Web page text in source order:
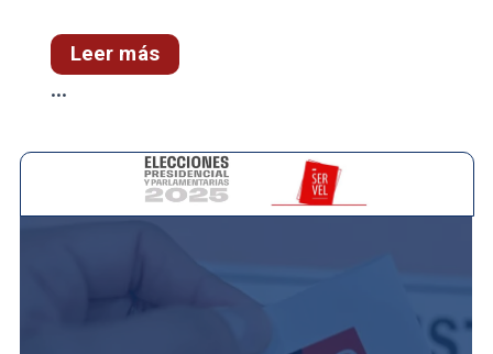
Leer más
...